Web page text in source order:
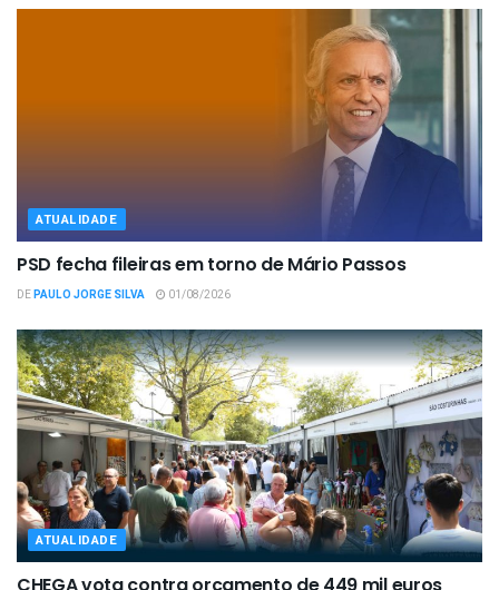
ATUALIDADE
PSD fecha fileiras em torno de Mário Passos
DEPAULO JORGE SILVA 01/08/2026
ATUALIDADE